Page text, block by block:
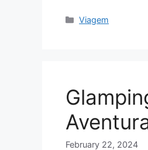
Categories
Viagem
February 22, 2024